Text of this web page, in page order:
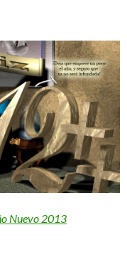
Nuevo 2013